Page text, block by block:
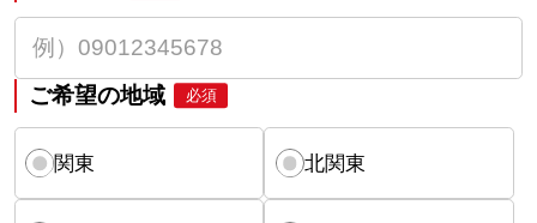
ご希望の地域 必須
関東 北関東